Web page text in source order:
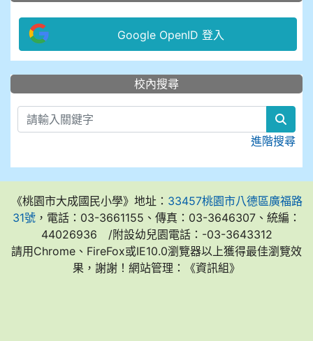
Google OpenID 登入
::: 校內搜尋
進階搜尋
《桃園市大成國民小學》地址： 33457桃園市八德區廣福路
31號 ，電話：03-3661155、傳真：03-3646307、統編：
44026936 /附設幼兒園電話：-03-3643312
請用Chrome、FireFox或IE10.0瀏覽器以上獲得最佳瀏覽效
果，謝謝！網站管理：《資訊組》